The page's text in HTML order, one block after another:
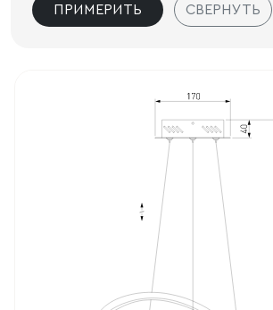
ПРИМЕРИТЬ СВЕРНУТЬ